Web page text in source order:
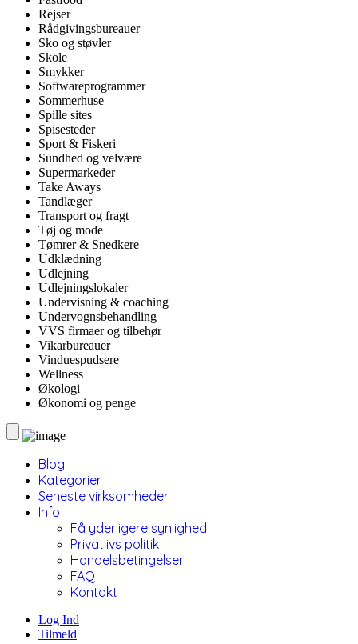
Rejser
Rådgivingsbureauer
Sko og støvler
Skole
Smykker
Softwareprogrammer
Sommerhuse
Spille sites
Spisesteder
Sport & Fiskeri
Sundhed og velvære
Supermarkeder
Take Aways
Tandlæger
Transport og fragt
Tøj og mode
Tømrer & Snedkere
Udklædning
Udlejning
Udlejningslokaler
Undervisning & coaching
Undervognsbehandling
VVS firmaer og tilbehør
Vikarbureauer
Vinduespudsere
Wellness
Økologi
Økonomi og penge
Blog
Kategorier
Seneste virksomheder
Info
Få yderligere synlighed
Privatlivs politik
Handelsbetingelser
FAQ
Kontakt
Log Ind
Tilmeld